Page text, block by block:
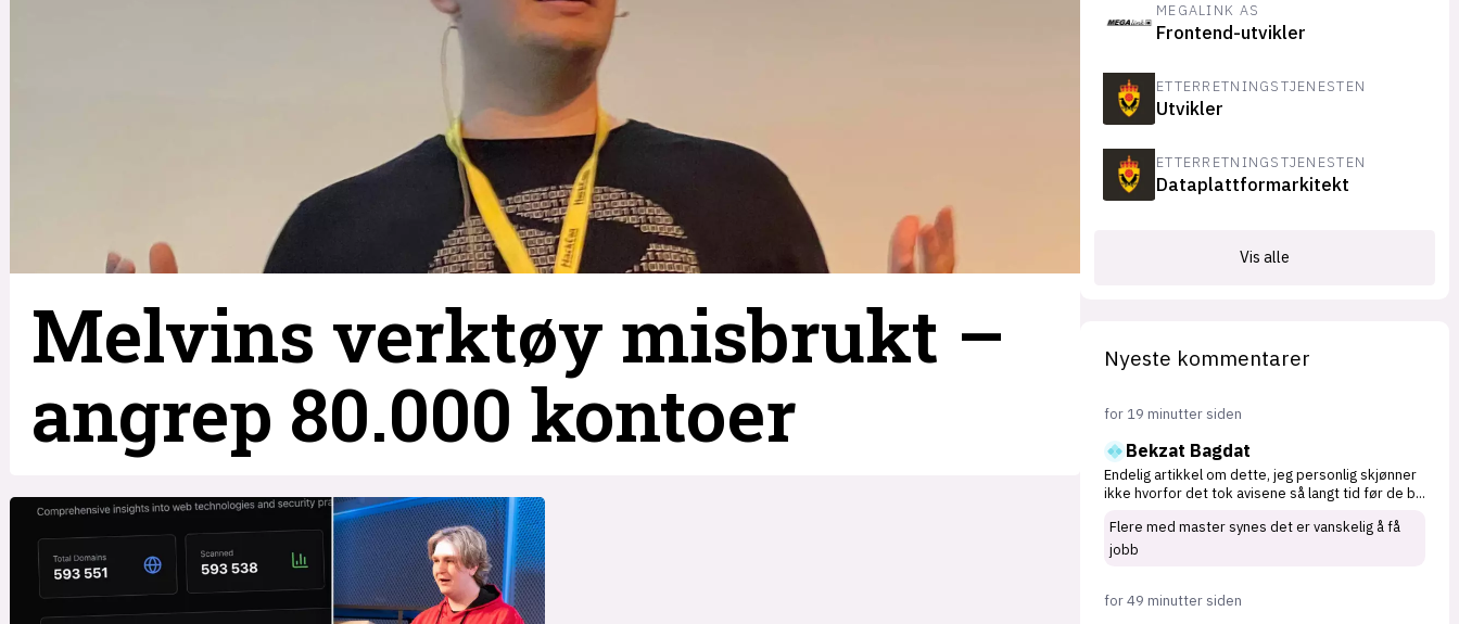
Melvins verktøy misbrukt –
angrep 80.000 kontoer
MEGALINK AS
Frontend-utvikler
ETTERRETNINGSTJENESTEN
Utvikler
ETTERRETNINGSTJENESTEN
Dataplattformarkitekt
Vis alle
Nyeste kommentarer
for 19 minutter siden
Bekzat Bagdat
Endelig artikkel om dette, jeg personlig skjønner
ikke hvorfor det tok avisene så langt tid før de b...
Flere med master synes det er vanskelig å få
jobb
for 49 minutter siden